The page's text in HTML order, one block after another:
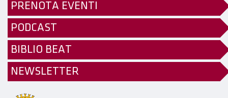
PRENOTA EVENTI
PODCAST
BIBLIO BEAT
NEWSLETTER